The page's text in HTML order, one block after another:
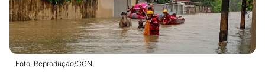
Foto: Reprodução/CGN